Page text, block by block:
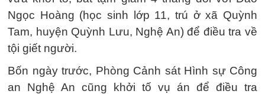
Ngọc Hoàng (học sinh lớp 11, trú ở xã Quỳnh
Tam, huyện Quỳnh Lưu, Nghệ An) để điều tra về
tội giết người.
Bốn ngày trước, Phòng Cảnh sát Hình sự Công
an Nghệ An cũng khởi tố vụ án để điều tra